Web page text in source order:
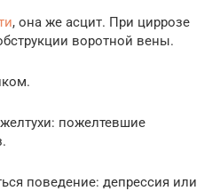
, она же асцит. При циррозе
воротной вены.
пожелтевшие
поведение: депрессия или